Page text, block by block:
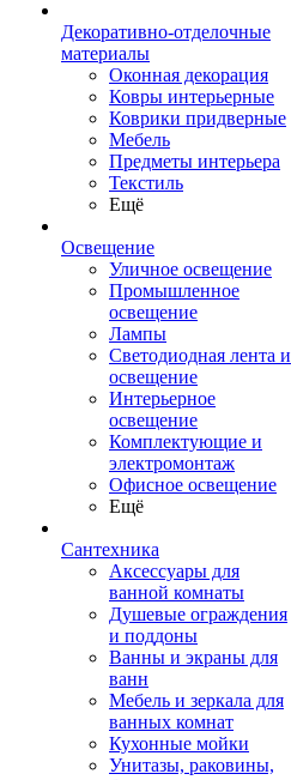
Декоративно-отделочные
материалы
Оконная декорация
Ковры интерьерные
Коврики придверные
Мебель
Предметы интерьера
Текстиль
Ещё
Освещение
Уличное освещение
Промышленное
освещение
Лампы
Светодиодная лента и
освещение
Интерьерное
освещение
Комплектующие и
электромонтаж
Офисное освещение
Ещё
Сантехника
Аксессуары для
ванной комнаты
Душевые ограждения
и поддоны
Ванны и экраны для
ванн
Мебель и зеркала для
ванных комнат
Кухонные мойки
Унитазы, раковины,